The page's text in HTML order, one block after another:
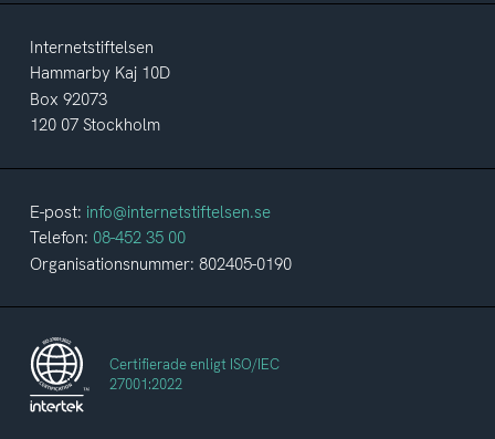
Internetstiftelsen
Hammarby Kaj 10D
Box 92073
120 07 Stockholm
E-post: info@internetstiftelsen.se
Telefon: 08-452 35 00
Organisationsnummer: 802405-0190
Certifierade enligt ISO/IEC
27001:2022